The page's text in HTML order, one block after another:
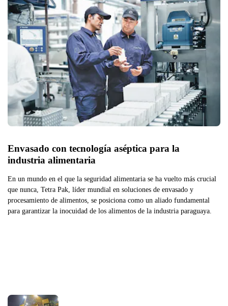
Envasado con tecnología aséptica para la
industria alimentaria
En un mundo en el que la seguridad alimentaria se ha vuelto más crucial
que nunca, Tetra Pak, líder mundial en soluciones de envasado y
procesamiento de alimentos, se posiciona como un aliado fundamental
para garantizar la inocuidad de los alimentos de la industria paraguaya.